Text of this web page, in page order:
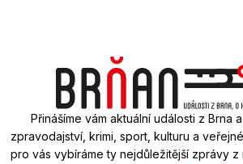
Přinášíme vám aktuální události z Brna
zpravodajství, krimi, sport, kulturu a
pro vás vybíráme ty nejdůležitější zprávy z